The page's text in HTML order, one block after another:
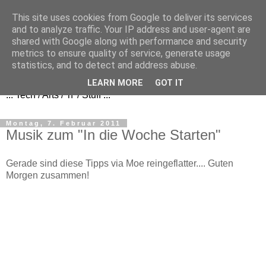
FezBook
... Tech / Arts / 'n' / Stuff ...
Montag, 7. Februar 2011
Musik zum "In die Woche Starten"
Gerade sind diese Tipps via Moe reingeflatter.... Guten
Morgen zusammen!
This site uses cookies from Google to deliver its services
and to analyze traffic. Your IP address and user-agent are
shared with Google along with performance and security
metrics to ensure quality of service, generate usage
statistics, and to detect and address abuse.
LEARN MORE GOT IT